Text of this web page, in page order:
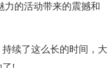
力的活动带来的震撼和
续了这么长的时间，大